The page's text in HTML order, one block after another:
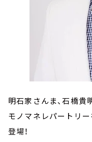
明石家さんま、石橋貴
モノマネレパートリ
登場！